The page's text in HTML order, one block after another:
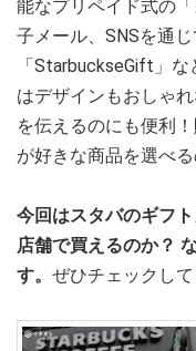
能なプリペイド式の
子メール、SNSを通
「StarbuckseGift」
はデザインもおしゃ
を伝えるのにも便利
が好きな商品を選べ
今回はスタバのギフ
店舗で買えるのか？
す。 ぜひチェックして